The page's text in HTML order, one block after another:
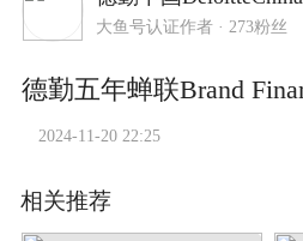
大鱼号认证作者 · 273粉丝
2024-11-20 22:25
相关推荐